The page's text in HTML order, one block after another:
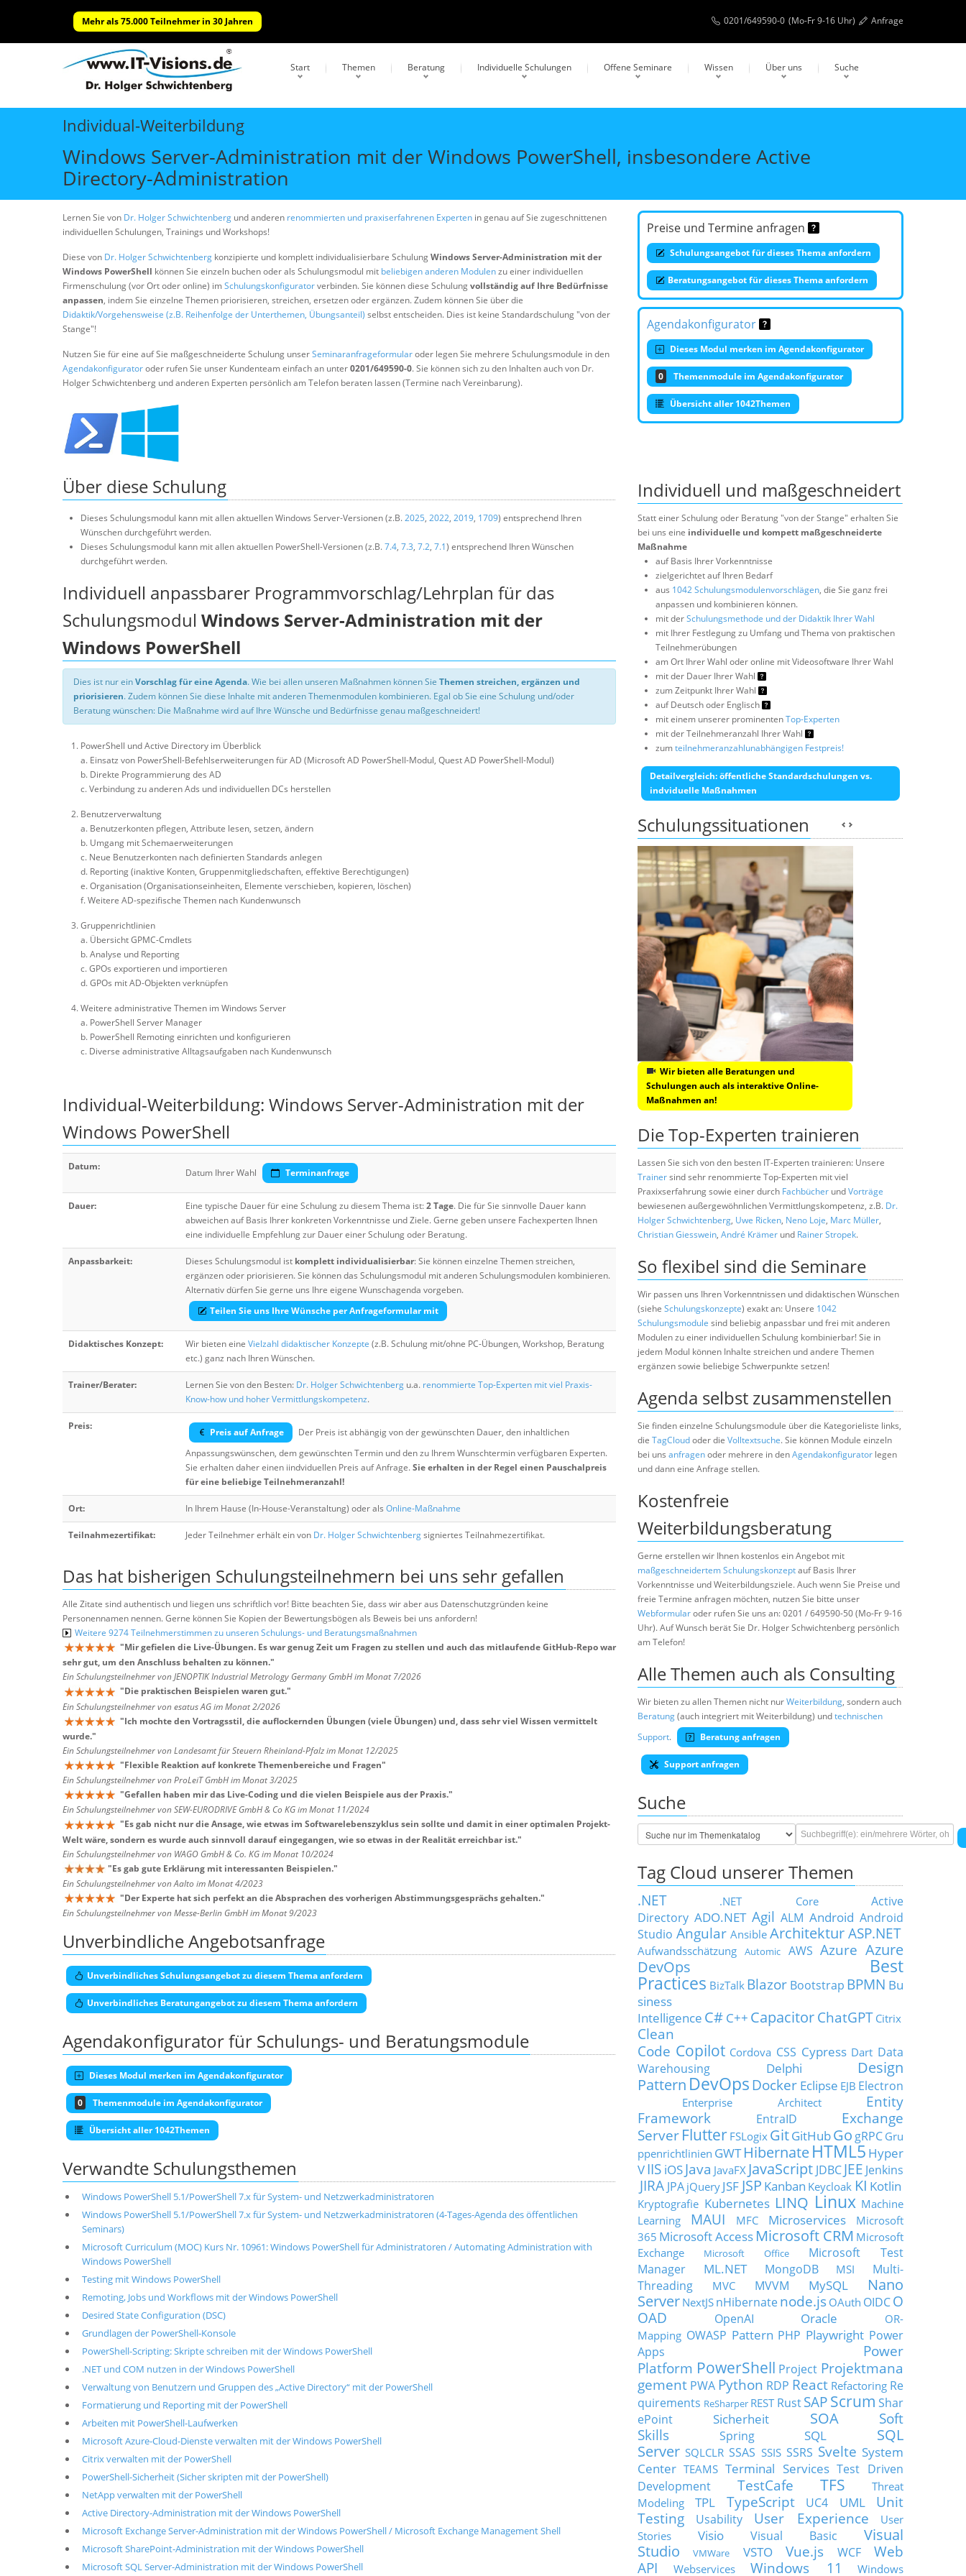
Mehr als 75.000 Teilnehmer in 30 Jahren 0201/649590-0 (Mo-Fr 9-16 Uhr) Anfrage
Start Themen Beratung Individuelle Schulungen Offene Seminare Wissen Über uns Suche
Individual-Weiterbildung
Windows Server-Administration mit der Windows PowerShell, insbesondere Active
Directory-Administration
Lernen Sie von Dr. Holger Schwichtenberg und anderen renommierten und praxiserfahrenen Experten in genau auf Sie zugeschnittenen
individuellen Schulungen, Trainings und Workshops!
Diese von Dr. Holger Schwichtenberg konzipierte und komplett individualisierbare SchulungWindows Server-Administration mit der
Windows PowerShell können Sie einzeln buchen oder als Schulungsmodul mit beliebigen anderen Modulenzu einer individuellen
Firmenschulung (vor Ort oder online) imSchulungskonfiguratorverbinden. Sie können diese Schulungvollständig auf Ihre Bedürfnisse
anpassen, indem Sie einzelne Themen priorisieren, streichen, ersetzen oder ergänzen. Zudem können Sie über die
Didaktik/Vorgehensweise (z.B. Reihenfolge der Unterthemen, Übungsanteil) selbst entscheiden. Dies ist keine Standardschulung "von der
Stange"!
Nutzen Sie für eine auf Sie maßgeschneiderte Schulung unserSeminaranfrageformularoder legen Sie mehrere Schulungsmodule in den
Agendakonfiguratoroder rufen Sie unser Kundenteam einfach an unter0201/649590-0. Sie können sich zu den Inhalten auch von Dr.
Holger Schwichtenberg und anderen Experten persönlich am Telefon beraten lassen (Termine nach Vereinbarung).
Preise und Termine anfragen
Schulungsangebot für dieses Thema anfordern
Beratungsangebot für dieses Thema anfordern
Agendakonfigurator
Dieses Modul merken im Agendakonfigurator
0 Themenmodule im Agendakonfigurator
Übersicht aller 1042Themen
Über diese Schulung
Dieses Schulungsmodul kann mit allen aktuellen Windows Server-Versionen (z.B.2025, 2022, 2019, 1709) entsprechend Ihren
Wünschen durchgeführt werden.
Dieses Schulungsmodul kann mit allen aktuellen PowerShell-Versionen (z.B.7.4, 7.3, 7.2, 7.1) entsprechend Ihren Wünschen
durchgeführt werden.
Individuell anpassbarer Programmvorschlag/Lehrplan für das
Schulungsmodul Windows Server-Administration mit der
Windows PowerShell
Dies ist nur einVorschlag für eine Agenda. Wie bei allen unseren Maßnahmen können Sie Themen streichen, ergänzen und
priorisieren. Zudem können Sie diese Inhalte mit anderen Themenmodulen kombinieren. Egal ob Sie eine Schulung und/oder
Beratung wünschen: Die Maßnahme wird auf Ihre Wünsche und Bedürfnisse genau maßgeschneidert!
PowerShell und Active Directory im Überblick
a. Einsatz von PowerShell-Befehlserweiterungen für AD (Microsoft AD PowerShell-Modul, Quest AD PowerShell-Modul)
b. Direkte Programmierung des AD
c. Verbindung zu anderen Ads und individuellen DCs herstellen
Benutzerverwaltung
a. Benutzerkonten pflegen, Attribute lesen, setzen, ändern
b. Umgang mit Schemaerweiterungen
c. Neue Benutzerkonten nach definierten Standards anlegen
d. Reporting (inaktive Konten, Gruppenmitgliedschaften, effektive Berechtigungen)
e. Organisation (Organisationseinheiten, Elemente verschieben, kopieren, löschen)
f. Weitere AD-spezifische Themen nach Kundenwunsch
Gruppenrichtlinien
a. Übersicht GPMC-Cmdlets
b. Analyse und Reporting
c. GPOs exportieren und importieren
d. GPOs mit AD-Objekten verknüpfen
Weitere administrative Themen im Windows Server
a. PowerShell Server Manager
b. PowerShell Remoting einrichten und konfigurieren
c. Diverse administrative Alltagsaufgaben nach Kundenwunsch
Individual-Weiterbildung: Windows Server-Administration mit der
Windows PowerShell
Datum:
Datum Ihrer Wahl Terminanfrage
Dauer: Eine typische Dauer für eine Schulung zu diesem Thema ist:2 Tage. Die für Sie sinnvolle Dauer kann
abweichen auf Basis Ihrer konkreten Vorkenntnisse und Ziele. Gerne geben unsere Fachexperten Ihnen
eine individuelle Empfehlung zur Dauer einer Schulung oder Beratung.
Anpassbarkeit: Dieses Schulungsmodul ist komplett individualisierbar: Sie können einzelne Themen streichen,
ergänzen oder priorisieren. Sie können das Schulungsmodul mit anderen Schulungsmodulen kombinieren.
Alternativ dürfen Sie gerne uns Ihre eigene Wunschagenda vorgeben.
Teilen Sie uns Ihre Wünsche per Anfrageformular mit
Didaktisches Konzept: Wir bieten eine Vielzahl didaktischer Konzepte (z.B. Schulung mit/ohne PC-Übungen, Workshop, Beratung
etc.) ganz nach Ihren Wünschen.
Trainer/Berater: Lernen Sie von den Besten: Dr. Holger Schwichtenberg u.a. renommierte Top-Experten mit viel Praxis-
Know-how und hoher Vermittlungskompetenz.
Preis:
Preis auf Anfrage
Der Preis ist abhängig von der gewünschten Dauer, den inhaltlichen
Anpassungswünschen, dem gewünschten Termin und den zu Ihrem Wunschtermin verfügbaren Experten.
Sie erhalten daher einen iindviduellen Preis auf Anfrage.Sie erhalten in der Regel einen Pauschalpreis
für eine beliebige Teilnehmeranzahl!
Ort: In Ihrem Hause (In-House-Veranstaltung) oder als Online-Maßnahme
Teilnahmezertifikat: Jeder Teilnehmer erhält ein von Dr. Holger Schwichtenbergsigniertes Teilnahmezertifikat.
Das hat bisherigen Schulungsteilnehmern bei uns sehr gefallen
Alle Zitate sind authentisch und liegen uns schriftlich vor! Bitte beachten Sie, dass wir aber aus Datenschutzgründen keine
Personennamen nennen. Gerne können Sie Kopien der Bewertungsbögen als Beweis bei uns anfordern!
Weitere 9274 Teilnehmerstimmen zu unseren Schulungs- und Beratungsmaßnahmen
"Mir gefielen die Live-Übungen. Es war genug Zeit um Fragen zu stellen und auch das mitlaufende GitHub-Repo war
sehr gut, um den Anschluss behalten zu können."
Ein Schulungsteilnehmer von JENOPTIK Industrial Metrology Germany GmbH im Monat 7/2026
"Die praktischen Beispielen waren gut."
Ein Schulungsteilnehmer von esatus AG im Monat 2/2026
"Ich mochte den Vortragsstil, die auflockernden Übungen (viele Übungen) und, dass sehr viel Wissen vermittelt
wurde."
Ein Schulungsteilnehmer von Landesamt für Steuern Rheinland-Pfalz im Monat 12/2025
"Flexible Reaktion auf konkrete Themenbereiche und Fragen"
Ein Schulungsteilnehmer von ProLeiT GmbH im Monat 3/2025
"Gefallen haben mir das Live-Coding und die vielen Beispiele aus der Praxis."
Ein Schulungsteilnehmer von SEW-EURODRIVE GmbH & Co KG im Monat 11/2024
"Es gab nicht nur die Ansage, wie etwas im Softwarelebenszyklus sein sollte und damit in einer optimalen Projekt-
Welt wäre, sondern es wurde auch sinnvoll darauf eingegangen, wie so etwas in der Realität erreichbar ist."
Ein Schulungsteilnehmer von WAGO GmbH & Co. KG im Monat 10/2024
"Es gab gute Erklärung mit interessanten Beispielen."
Ein Schulungsteilnehmer von Aalto im Monat 4/2023
"Der Experte hat sich perfekt an die Absprachen des vorherigen Abstimmungsgesprächs gehalten."
Ein Schulungsteilnehmer von Messe-Berlin GmbH im Monat 9/2023
Unverbindliche Angebotsanfrage
Unverbindliches Schulungsangebot zu diesem Thema anfordern
Unverbindliches Beratungangebot zu diesem Thema anfordern
Agendakonfigurator für Schulungs- und Beratungsmodule
Dieses Modul merken im Agendakonfigurator
0 Themenmodule im Agendakonfigurator
Übersicht aller 1042Themen
Verwandte Schulungsthemen
Windows PowerShell 5.1/PowerShell 7.x für System- und Netzwerkadministratoren
Windows PowerShell 5.1/PowerShell 7.x für System- und Netzwerkadministratoren (4-Tages-Agenda des öffentlichen
Seminars)
Microsoft Curriculum (MOC) Kurs Nr. 10961: Windows PowerShell für Administratoren / Automating Administration with
Windows PowerShell
Testing mit Windows PowerShell
Remoting, Jobs und Workflows mit der Windows PowerShell
Desired State Configuration (DSC)
Grundlagen der PowerShell-Konsole
PowerShell-Scripting: Skripte schreiben mit der Windows PowerShell
.NET und COM nutzen in der Windows PowerShell
Verwaltung von Benutzern und Gruppen des „Active Directory“ mit der PowerShell
Formatierung und Reporting mit der PowerShell
Arbeiten mit PowerShell-Laufwerken
Microsoft Azure-Cloud-Dienste verwalten mit der Windows PowerShell
Citrix verwalten mit der PowerShell
PowerShell-Sicherheit (Sicher skripten mit der PowerShell)
NetApp verwalten mit der PowerShell
Active Directory-Administration mit der Windows PowerShell
Microsoft Exchange Server-Administration mit der Windows PowerShell / Microsoft Exchange Management Shell
Microsoft SharePoint-Administration mit der Windows PowerShell
Microsoft SQL Server-Administration mit der Windows PowerShell
Individuell und maßgeschneidert
Statt einer Schulung oder Beratung "von der Stange" erhalten Sie
bei uns eine individuelle und kompett maßgeschneiderte
Maßnahme
auf Basis Ihrer Vorkenntnisse
zielgerichtet auf Ihren Bedarf
aus 1042 Schulungsmodulenvorschlägen, die Sie ganz frei
anpassen und kombinieren können.
mit derSchulungsmethode und der Didaktik Ihrer Wahl
mit Ihrer Festlegung zu Umfang und Thema von praktischen
Teilnehmerübungen
am Ort Ihrer Wahl oder online mit Videosoftware Ihrer Wahl
mit der Dauer Ihrer Wahl
zum Zeitpunkt Ihrer Wahl
auf Deutsch oder Englisch
mit einem unserer prominentenTop-Experten
mit der Teilnehmeranzahl Ihrer Wahl
zumteilnehmeranzahlunabhängigen Festpreis!
Detailvergleich: öffentliche Standardschulungen vs.
indviduelle Maßnahmen
Schulungssituationen
Wir bieten alle Beratungen und
Schulungen auch als interaktive Online-
Maßnahmen an!
Die Top-Experten trainieren
Lassen Sie sich von den besten IT-Experten trainieren: Unsere
Trainersind sehr renommierte Top-Experten mit viel
Praxixserfahrung sowie einer durch Fachbücher undVorträge
bewiesenen außergewöhnlichen Vermittlungskompetenz, z.B. Dr.
Holger Schwichtenberg, Uwe Ricken, Neno Loje, Marc Müller,
Christian Giesswein, André Krämer und Rainer Stropek.
So flexibel sind die Seminare
Wir passen uns Ihren Vorkenntnissen und didaktischen Wünschen
(siehe Schulungskonzepte) exakt an: Unsere 1042
Schulungsmodule sind beliebig anpassbar und frei mit anderen
Modulen zu einer individuellen Schulung kombinierbar! Sie in
jedem Modul können Inhalte streichen und andere Themen
ergänzen sowie beliebige Schwerpunkte setzen!
Agenda selbst zusammenstellen
Sie finden einzelne Schulungsmodule über die Kategorieliste links,
die TagCloudoder die Volltextsuche. Sie können Module einzeln
bei uns anfragenoder mehrere in denAgendakonfigurator legen
und dann eine Anfrage stellen.
Kostenfreie
Weiterbildungsberatung
Gerne erstellen wir Ihnen kostenlos ein Angebot mit
maßgeschneidertem Schulungskonzeptauf Basis Ihrer
Vorkenntnisse und Weiterbildungsziele. Auch wenn Sie Preise und
freie Termine anfragen möchten, nutzen Sie bitte unser
Webformularoder rufen Sie uns an: 0201 / 649590-50 (Mo-Fr 9-16
Uhr). Auf Wunsch berät Sie Dr. Holger Schwichtenberg persönlich
am Telefon!
Alle Themen auch als Consulting
Wir bieten zu allen Themen nicht nurWeiterbildung, sondern auch
Beratung(auch integriert mit Weiterbildung) undtechnischen
Support. Beratung anfragen
Support anfragen
Suche
Tag Cloud unserer Themen
.NET .NET Core
Active
Directory ADO.NET Agil ALM Android Android
Studio Angular Ansible Architektur ASP.NET
Aufwandsschätzung Automic AWS Azure Azure
DevOps
Best
Practices BizTalk Blazor Bootstrap BPMN Bu
siness
Intelligence C# C++ Capacitor ChatGPT Citrix
Clean
Code Copilot Cordova CSS Cypress Dart Data
Warehousing
Delphi
Design
Pattern DevOps Docker Eclipse EJB Electron
Enterprise Architect
Entity
Framework
EntraID
Exchange
Server Flutter FSLogix GitGitHubGo gRPC Gru
ppenrichtlinien GWT HibernateHTML5 Hyper
VIIS iOSJava JavaFX JavaScript JDBC JEE Jenkins
JIRA JPA jQuery JSF JSP Kanban Keycloak KI Kotlin
Kryptografie Kubernetes LINQ Linux Machine
Learning
MAUI MFC Microservices
Microsoft
365 Microsoft Access Microsoft CRM Microsoft
Exchange
Microsoft Office
Microsoft Test
Manager
ML.NET MongoDB MSI
Multi-
Threading
MVC MVVM MySQL
Nano
Server NextJS nHibernatenode.js OAuth OIDCO
OAD
OpenAI Oracle
OR-
Mapping OWASP Pattern PHP Playwright Power
Apps
Power
Platform PowerShell Project Projektmana
gement PWA Python RDP React Refactoring Re
quirements ReSharper REST Rust SAP Scrum Shar
ePoint
Sicherheit SOA
Soft
Skills
Spring SQL
SQL
Server SQLCLR SSAS SSIS SSRS Svelte System
Center TEAMS Terminal Services Test Driven
Development
TestCafe TFS
Threat
Modeling
TPL TypeScript UC4 UML
Unit
Testing
Usability User Experience
User
Stories
Visio Visual Basic
Visual
Studio
VMWare VSTO Vue.js WCF
Web
API
Webservices Windows 11 Windows